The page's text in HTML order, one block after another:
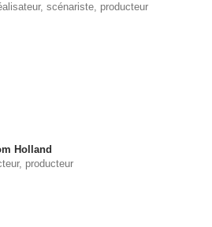
scénariste, producteur
Holland
producteur